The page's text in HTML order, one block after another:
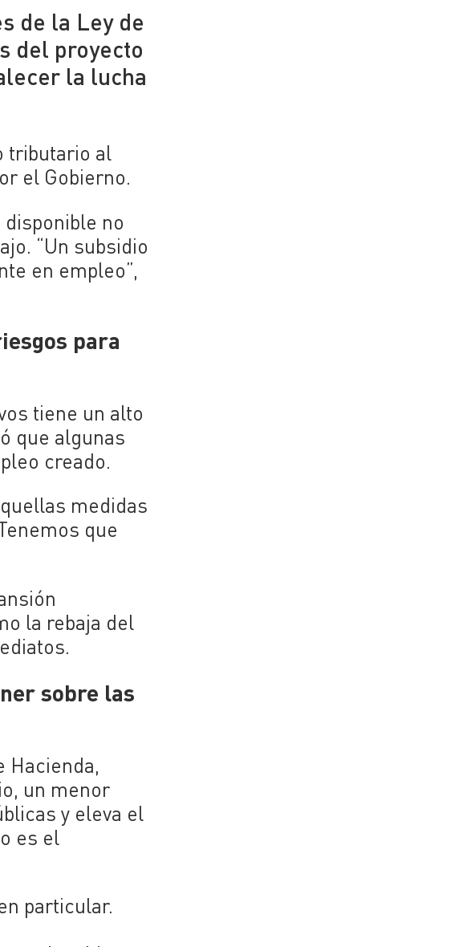
de la Ley de
del proyecto
la lucha
tributario al
el Gobierno.
no
“Un subsidio
en empleo”,
para
tiene un alto
que algunas
creado.
medidas
que
la rebaja del
sobre las
Hacienda,
un menor
y eleva el
es el
particular.